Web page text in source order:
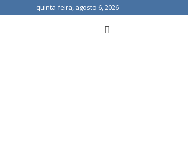
quinta-feira, agosto 6, 2026